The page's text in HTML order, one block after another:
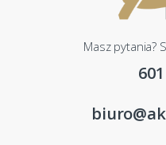
Masz pytania?